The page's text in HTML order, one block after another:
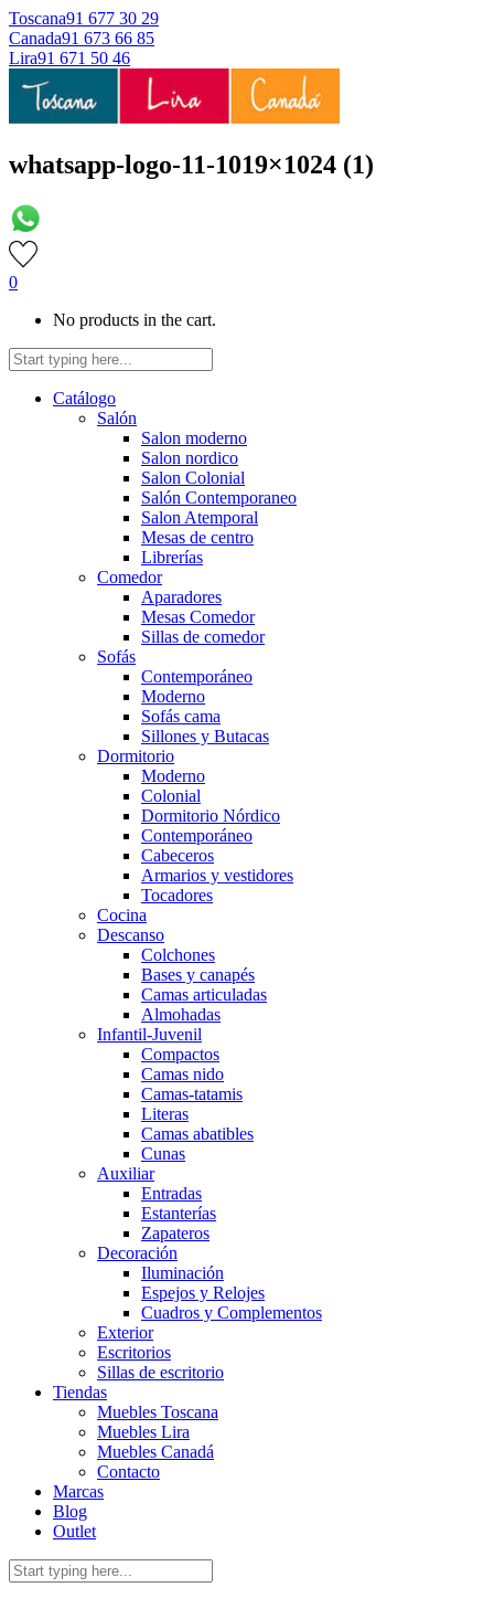
Toscana91 677 30 29
Canada91 673 66 85
Lira91 671 50 46
whatsapp-logo-11-1019×1024 (1)
0
No products in the cart.
Catálogo
Salón
Salon moderno
Salon nordico
Salon Colonial
Salón Contemporaneo
Salon Atemporal
Mesas de centro
Librerías
Comedor
Aparadores
Mesas Comedor
Sillas de comedor
Sofás
Contemporáneo
Moderno
Sofás cama
Sillones y Butacas
Dormitorio
Moderno
Colonial
Dormitorio Nórdico
Contemporáneo
Cabeceros
Armarios y vestidores
Tocadores
Cocina
Descanso
Colchones
Bases y canapés
Camas articuladas
Almohadas
Infantil-Juvenil
Compactos
Camas nido
Camas-tatamis
Literas
Camas abatibles
Cunas
Auxiliar
Entradas
Estanterías
Zapateros
Decoración
Iluminación
Espejos y Relojes
Cuadros y Complementos
Exterior
Escritorios
Sillas de escritorio
Tiendas
Muebles Toscana
Muebles Lira
Muebles Canadá
Contacto
Marcas
Blog
Outlet